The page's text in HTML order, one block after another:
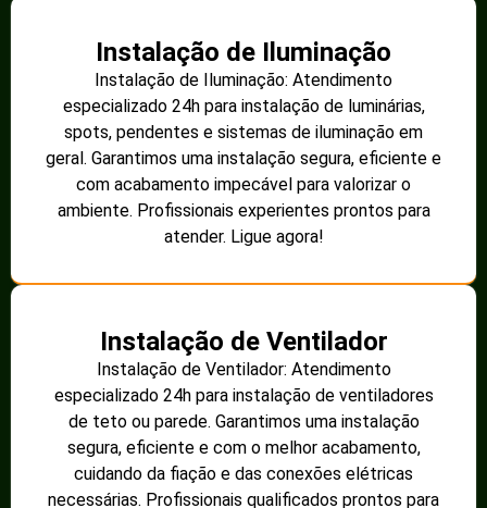
Instalação de Iluminação
Instalação de Iluminação: Atendimento
especializado 24h para instalação de luminárias,
spots, pendentes e sistemas de iluminação em
geral. Garantimos uma instalação segura, eficiente e
com acabamento impecável para valorizar o
ambiente. Profissionais experientes prontos para
atender. Ligue agora!
Instalação de Ventilador
Instalação de Ventilador: Atendimento
especializado 24h para instalação de ventiladores
de teto ou parede. Garantimos uma instalação
segura, eficiente e com o melhor acabamento,
cuidando da fiação e das conexões elétricas
necessárias. Profissionais qualificados prontos para